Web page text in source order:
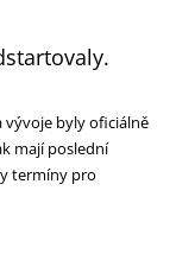
vývoje byly oficiálně
mají poslední
termíny pro